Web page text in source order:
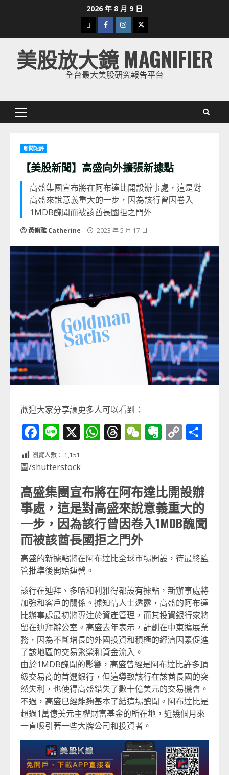
2026 年 8 月 9 日
下
載
美
股
Facebook
Instagram
Twitter
美股放大鏡 MAGNIFIER
全台最大美股研究報告平台
Primary
新聞短評
【美股新聞】高盛向外擴張新據點
高盛集團宣布將在阿布達比開設辦事處，這是對
高盛來說意義重大的一步，因為該行曾因卷入
1MDB醜聞而被該酋長國拒之門外
黃脩雅 Catherine 2023 年 5 月 17 日
歡迎大家分享讓更多人可以看到：
Facebook
Line
X WhatsApp
Threads
WeChat
Evernote
Copy
瀏覽人數： 1,151
圖/shutterstock
高盛集團宣布將在阿布達比開設辦
事處，這是對高盛來說意義重大的
一步，因為該行曾因卷入1MDB醜聞
而被該酋長國拒之門外
高盛的新據點將在阿布達比全球市場開設，待最終監
管批準後開始運營。
該行在迪拜、多哈和利雅得都設有據點，新辦事處將
加強和客戶的關係。據知情人士透露，高盛的阿布達
比辦事處最初將專注於資產管理，而其投資銀行家將
留在迪拜辦公室。高盛去年表示，計劃在中東擴展業
務，因為不斷增長的外國投資和積極的經濟因素促進
了該地區的交易繁榮和資金流入。
由於1MDB醜聞的影響，高盛曾經是阿布達比許多頂
級交易商的首選銀行，但這導致該行在該酋長國的突
然失利，也使得高盛錯失了數十億美元的交易機會。
不過，高盛已經能夠基本了結這場醜聞。阿布達比是
超過1萬億美元主權財富基金的所在地，近幾個月來
一直吸引著一些大牌公司和投資者。